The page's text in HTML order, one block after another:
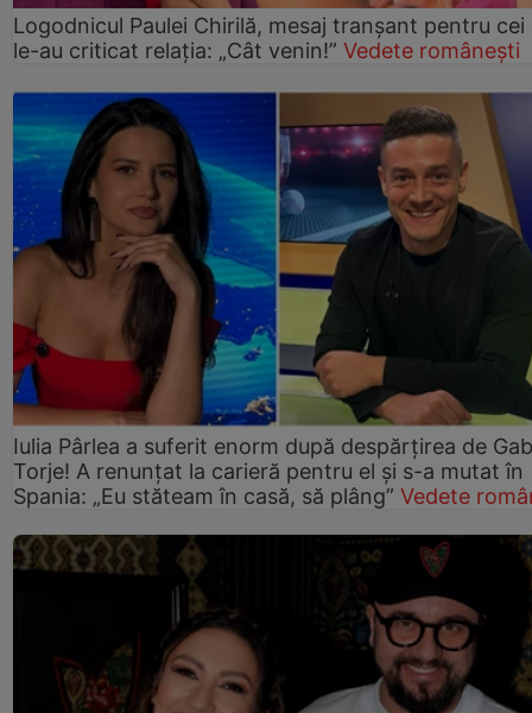
Logodnicul Paulei Chirilă, mesaj tranșant pentru cei
le-au criticat relația: „Cât venin!” Vedete românești
Iulia Pârlea a suferit enorm după despărțirea de
Torje! A renunțat la carieră pentru el și s-a mutat în
Spania: „Eu stăteam în casă, să plâng” Vedete